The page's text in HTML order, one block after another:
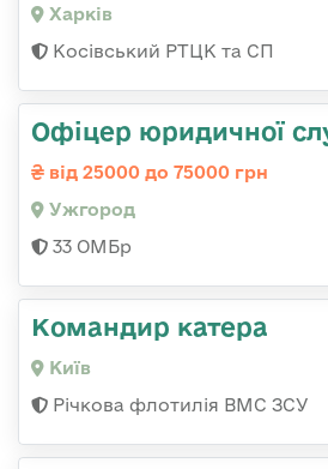
Харків
Косівський РТЦК та СП
Офіцер юридичної
від 25000 до 75000 грн
Ужгород
33 ОМБр
Командир катера
Київ
Річкова флотилія ВМС ЗСУ